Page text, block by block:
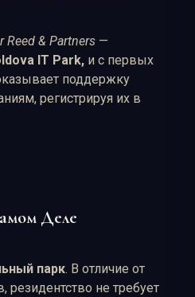
Reed & Partners —
IT Park, и с первых
поддержку
регистрируя их в
Деле
парк. В отличие от
резидентство не требует